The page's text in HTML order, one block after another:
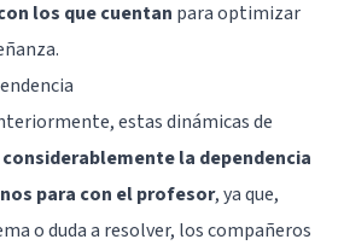
los que cuentan para optimizar
estas dinámicas de
la dependencia
para con el profesor, ya que,
o duda a resolver, los compañeros